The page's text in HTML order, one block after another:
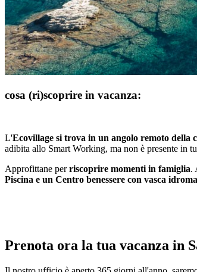
cosa (ri)scoprire in vacanza:
L'Ecovillage si trova in un angolo remoto della
adibita allo Smart Working, ma non è presente in
Approfittane perriscoprire momenti in famiglia.
Piscina e un Centro benessere con vasca
Prenota ora la tua vacanza in